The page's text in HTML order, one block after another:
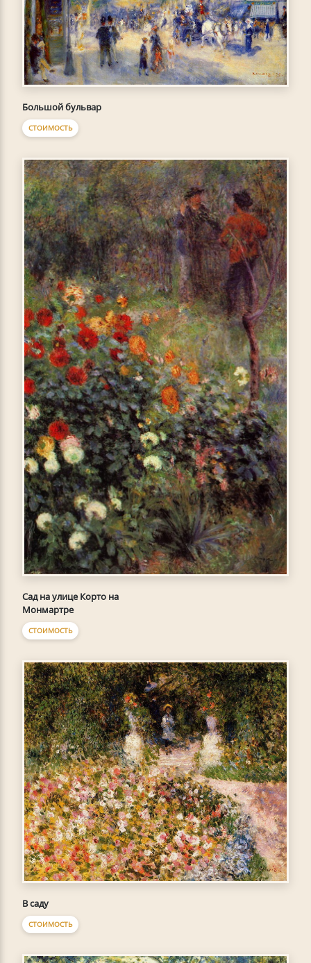
Большой бульвар
СТОИМОСТЬ
Сад на улице Корто на
Монмартре
СТОИМОСТЬ
В саду
СТОИМОСТЬ